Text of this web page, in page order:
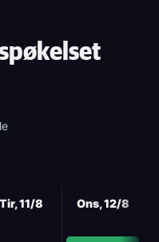
Tir, 11/8 Ons, 12/8